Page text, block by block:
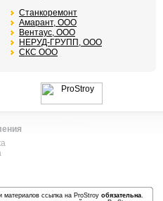
Станкоремонт
Амарант, ООО
Вентаус, ООО
НЕРУД-ГРУПП, ООО
СКС ООО
материалов ссылка на ProStroyобязательна.